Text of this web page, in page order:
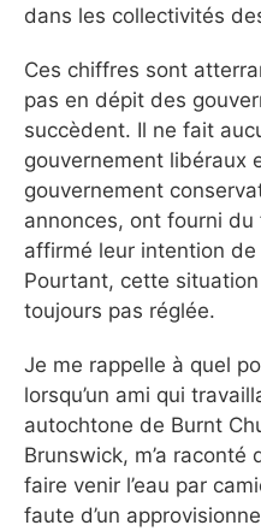
dans les collectivités
Ces chiffres sont
pas en dépit des
succèdent. Il ne fait
gouvernement libéraux
gouvernement
annonces, ont fourni
affirmé leur intention de
Pourtant, cette situation
toujours pas réglée.
Je me rappelle à quel
lorsqu’un ami qui
autochtone de Burnt
Brunswick, m’a raconté
faire venir l’eau par
faute d’un